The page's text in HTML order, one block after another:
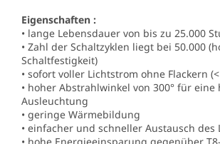
Eigenschaften :
• lange Lebensdauer von bis zu 25.000
• Zahl der Schaltzyklen liegt bei 50.000
Schaltfestigkeit)
• sofort voller Lichtstrom ohne Flackern
• hoher Abstrahlwinkel von 300° für eine
Ausleuchtung
• geringe Wärmebildung
• einfacher und schneller Austausch des
• hohe Energieeinsparung gegenüber T8-